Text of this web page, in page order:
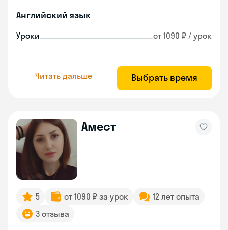
Английский язык
Уроки от 1090 ₽ / урок
Читать дальше Выбрать время
Амест
5 от 1090 ₽ за урок
12 лет опыта
3 отзыва